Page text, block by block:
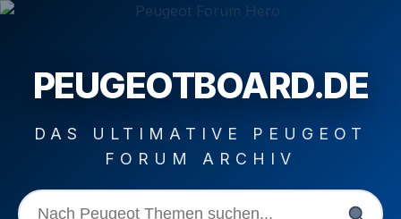
PEUGEOTBOARD.DE
DAS ULTIMATIVE PEUGEOT
FORUM ARCHIV